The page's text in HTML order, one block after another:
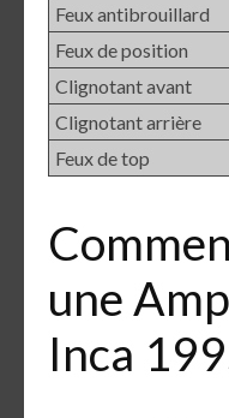
Feux antibrouillard
Feux de position
Clignotant avant
Clignotant arrière
Feux de top
une
Inca